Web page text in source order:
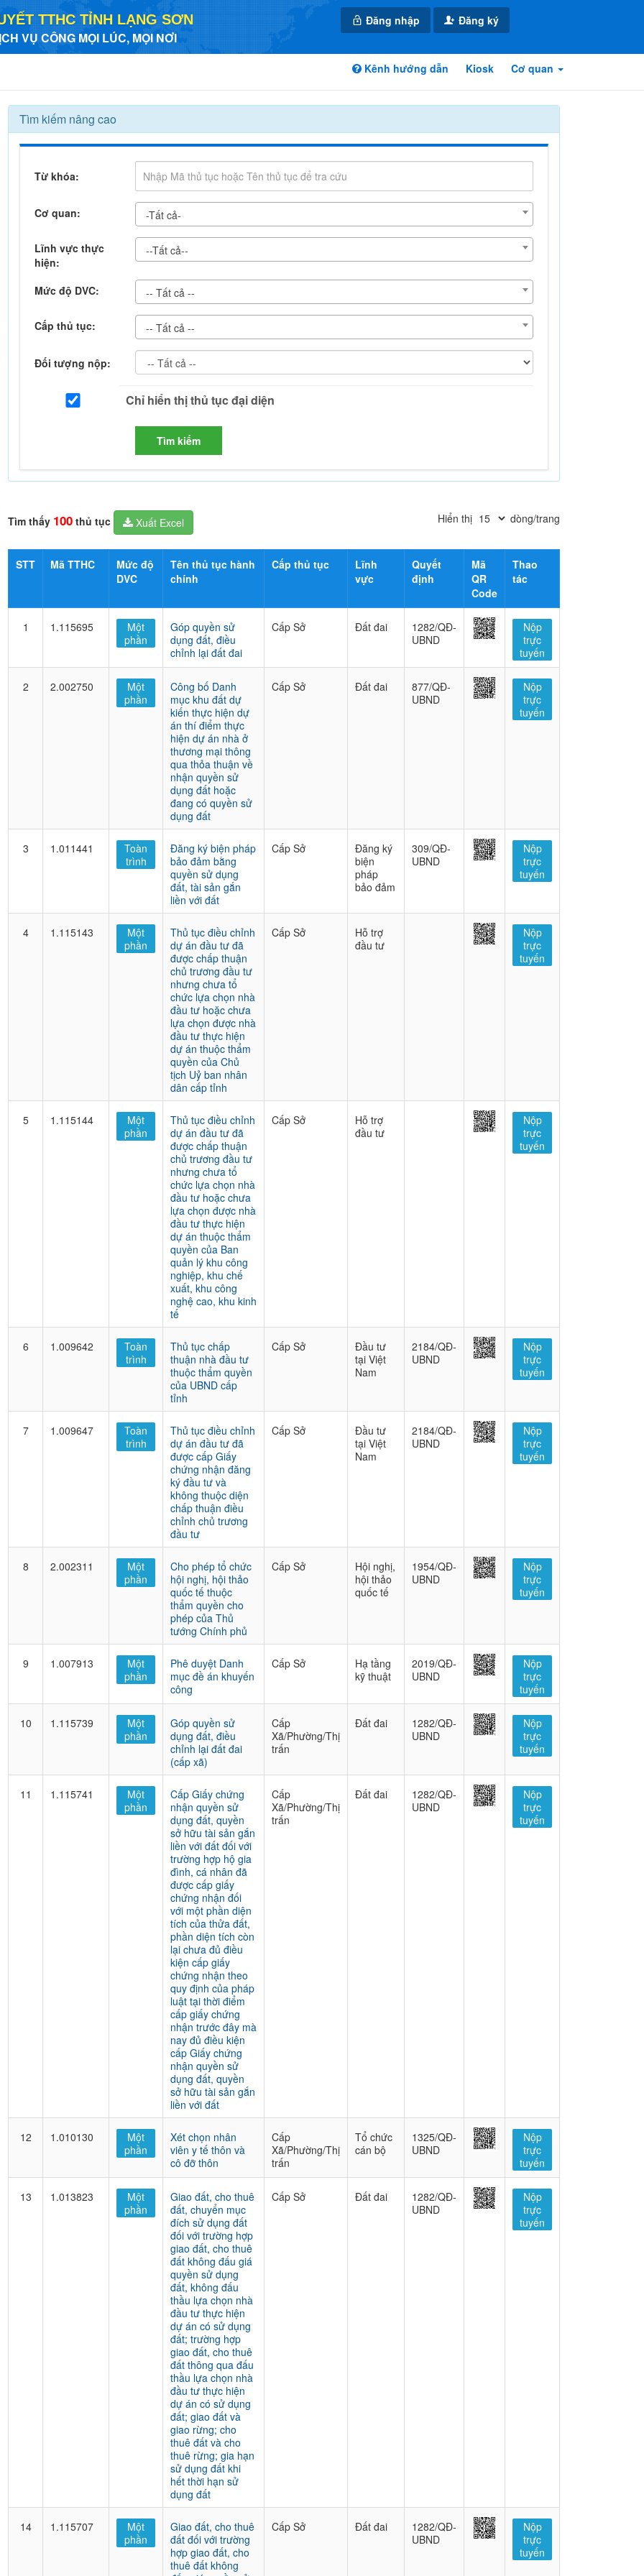
TTHC TỈNH LẠNG SƠN
VỤ CÔNG MỌI LÚC, MỌI NƠI
Đăng nhập Đăng ký
Kênh hướng dẫn Kiosk Cơ quan
Tìm kiếm nâng cao
Từ khóa:
Cơ quan: -Tất cả-
Lĩnh vực thực
hiện:
--Tất cả--
Mức độ DVC: -- Tất cả --
Cấp thủ tục: -- Tất cả --
Đối tượng nộp:
Tìm kiếm
Tìm thấy 100 thủ tục Xuất Excel Hiển thị dòng/trang
STT Mã TTHC
Mức độ
DVC
Tên thủ tục hành
chính
Cấp thủ tục
Lĩnh
vực
Quyết
định
Mã
QR
Code
Thao
tác
1 1.115695
Một
phần
Góp quyền sử
dụng đất, điều
chỉnh lại đất đai
Cấp Sở Đất đai
1282/QĐ-
UBND
Nộp
trực
tuyến
2 2.002750
Một
phần
Công bố Danh
mục khu đất dự
kiến thực hiện dự
án thí điểm thực
hiện dự án nhà ở
thương mại thông
qua thỏa thuận về
nhận quyền sử
dụng đất hoặc
đang có quyền sử
dụng đất
Cấp Sở Đất đai
877/QĐ-
UBND
Nộp
trực
tuyến
3 1.011441
Toàn
trình
Đăng ký biện pháp
bảo đảm bằng
quyền sử dụng
đất, tài sản gắn
liền với đất
Cấp Sở
Đăng ký
biện
pháp
bảo đảm
309/QĐ-
UBND
Nộp
trực
tuyến
4 1.115143
Một
phần
Thủ tục điều chỉnh
dự án đầu tư đã
được chấp thuận
chủ trương đầu tư
nhưng chưa tổ
chức lựa chọn nhà
đầu tư hoặc chưa
lựa chọn được nhà
đầu tư thực hiện
dự án thuộc thẩm
quyền của Chủ
tịch Uỷ ban nhân
dân cấp tỉnh
Cấp Sở
Hỗ trợ
đầu tư
Nộp
trực
tuyến
5 1.115144
Một
phần
Thủ tục điều chỉnh
dự án đầu tư đã
được chấp thuận
chủ trương đầu tư
nhưng chưa tổ
chức lựa chọn nhà
đầu tư hoặc chưa
lựa chọn được nhà
đầu tư thực hiện
dự án thuộc thẩm
quyền của Ban
quản lý khu công
nghiệp, khu chế
xuất, khu công
nghệ cao, khu kinh
tế
Cấp Sở
Hỗ trợ
đầu tư
Nộp
trực
tuyến
6 1.009642
Toàn
trình
Thủ tục chấp
thuận nhà đầu tư
thuộc thẩm quyền
của UBND cấp
tỉnh
Cấp Sở
Đầu tư
tại Việt
Nam
2184/QĐ-
UBND
Nộp
trực
tuyến
7 1.009647
Toàn
trình
Thủ tục điều chỉnh
dự án đầu tư đã
được cấp Giấy
chứng nhận đăng
ký đầu tư và
không thuộc diện
chấp thuận điều
chỉnh chủ trương
đầu tư
Cấp Sở
Đầu tư
tại Việt
Nam
2184/QĐ-
UBND
Nộp
trực
tuyến
8 2.002311
Một
phần
Cho phép tổ chức
hội nghị, hội thảo
quốc tế thuộc
thẩm quyền cho
phép của Thủ
tướng Chính phủ
Cấp Sở
Hội nghị,
hội thảo
quốc tế
1954/QĐ-
UBND
Nộp
trực
tuyến
9 1.007913
Một
phần
Phê duyệt Danh
mục đề án khuyến
công
Cấp Sở
Hạ tầng
kỹ thuật
2019/QĐ-
UBND
Nộp
trực
tuyến
10 1.115739
Một
phần
Góp quyền sử
dụng đất, điều
chỉnh lại đất đai
(cấp xã)
Cấp
Xã/Phường/Thị
trấn
Đất đai
1282/QĐ-
UBND
Nộp
trực
tuyến
11 1.115741
Một
phần
Cấp Giấy chứng
nhận quyền sử
dụng đất, quyền
sở hữu tài sản gắn
liền với đất đối với
trường hợp hộ gia
đình, cá nhân đã
được cấp giấy
chứng nhận đối
với một phần diện
tích của thửa đất,
phần diện tích còn
lại chưa đủ điều
kiện cấp giấy
chứng nhận theo
quy định của pháp
luật tại thời điểm
cấp giấy chứng
nhận trước đây mà
nay đủ điều kiện
cấp Giấy chứng
nhận quyền sử
dụng đất, quyền
sở hữu tài sản gắn
liền với đất
Cấp
Xã/Phường/Thị
trấn
Đất đai
1282/QĐ-
UBND
Nộp
trực
tuyến
12 1.010130
Một
phần
Xét chọn nhân
viên y tế thôn và
cô đỡ thôn
Cấp
Xã/Phường/Thị
trấn
Tổ chức
cán bộ
1325/QĐ-
UBND
Nộp
trực
tuyến
13 1.013823
Một
phần
Giao đất, cho thuê
đất, chuyển mục
đích sử dụng đất
đối với trường hợp
giao đất, cho thuê
đất không đấu giá
quyền sử dụng
đất, không đấu
thầu lựa chọn nhà
đầu tư thực hiện
dự án có sử dụng
đất; trường hợp
giao đất, cho thuê
đất thông qua đấu
thầu lựa chọn nhà
đầu tư thực hiện
dự án có sử dụng
đất; giao đất và
giao rừng; cho
thuê đất và cho
thuê rừng; gia hạn
sử dụng đất khi
hết thời hạn sử
dụng đất
Cấp Sở Đất đai
1282/QĐ-
UBND
Nộp
trực
tuyến
14 1.115707
Một
phần
Giao đất, cho thuê
đất đối với trường
hợp giao đất, cho
thuê đất không
Cấp Sở Đất đai
1282/QĐ-
UBND
Nộp
trực
tuyến